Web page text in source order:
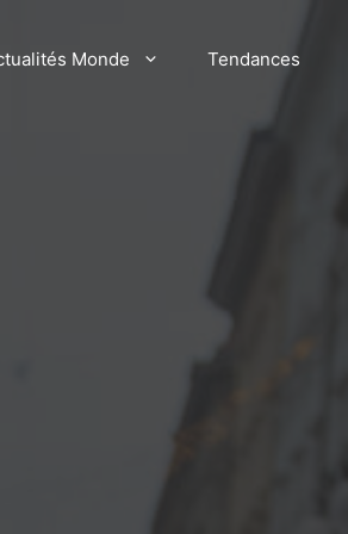
Monde Tendances